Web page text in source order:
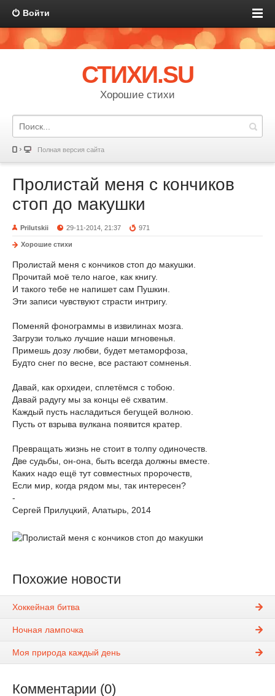
Войти
СТИХИ.SU
Хорошие стихи
Полная версия сайта
Пролистай меня с кончиков
стоп до макушки
Prilutskii 29-11-2014, 21:37 971
Хорошие стихи
Пролистай меня с кончиков стоп до макушки.
Прочитай моё тело нагое, как книгу.
И такого тебе не напишет сам Пушкин.
Эти записи чувствуют страсти интригу.
Поменяй фонограммы в извилинах мозга.
Загрузи только лучшие наши мгновенья.
Примешь дозу любви, будет метаморфоза,
Будто снег по весне, все растают сомненья.
Давай, как орхидеи, сплетёмся с тобою.
Давай радугу мы за концы её схватим.
Каждый пусть насладиться бегущей волною.
Пусть от взрыва вулкана появится кратер.
Превращать жизнь не стоит в толпу одиночеств.
Две судьбы, он-она, быть всегда должны вместе.
Каких надо ещё тут совместных пророчеств,
Если мир, когда рядом мы, так интересен?
-
Сергей Прилуцкий, Алатырь, 2014
Похожие новости
Хоккейная битва
Ночная лампочка
Моя природа каждый день
Комментарии (0)